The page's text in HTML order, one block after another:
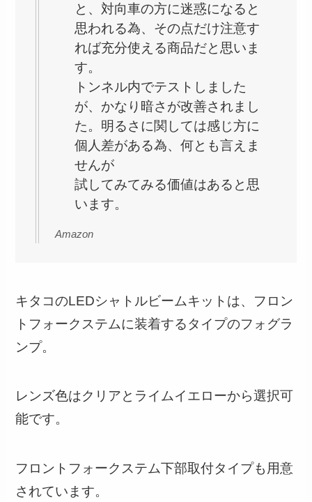
と、対向車の方に迷惑になると
思われる為、その点だけ注意す
れば充分使える商品だと思いま
す。
トンネル内でテストしました
が、かなり暗さが改善されまし
た。明るさに関しては感じ方に
個人差がある為、何とも言えま
せんが
試してみてみる価値はあると思
います。
Amazon
キタコのLEDシャトルビームキットは、フロン
トフォークステムに装着するタイプのフォグラ
ンプ。
レンズ色はクリアとライムイエローから選択可
能です。
フロントフォークステム下部取付タイプも用意
されています。